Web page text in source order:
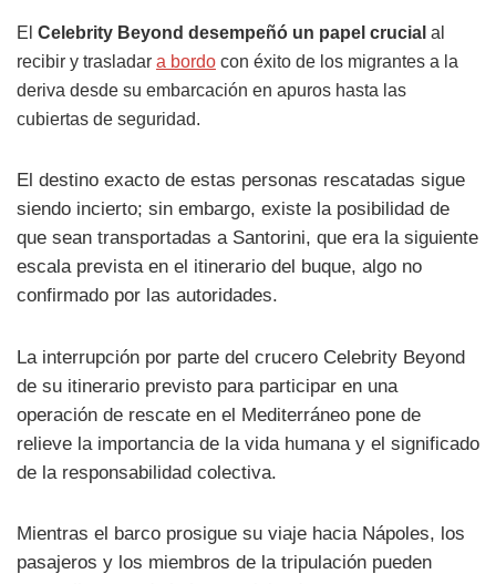
El Celebrity Beyond desempeñó un papel crucial al
recibir y trasladar a bordo con éxito de los migrantes a la
deriva desde su embarcación en apuros hasta las
cubiertas de seguridad.
El destino exacto de estas personas rescatadas sigue
siendo incierto; sin embargo, existe la posibilidad de
que sean transportadas a Santorini, que era la siguiente
escala prevista en el itinerario del buque, algo no
confirmado por las autoridades.
La interrupción por parte del crucero Celebrity Beyond
de su itinerario previsto para participar en una
operación de rescate en el Mediterráneo pone de
relieve la importancia de la vida humana y el significado
de la responsabilidad colectiva.
Mientras el barco prosigue su viaje hacia Nápoles, los
pasajeros y los miembros de la tripulación pueden